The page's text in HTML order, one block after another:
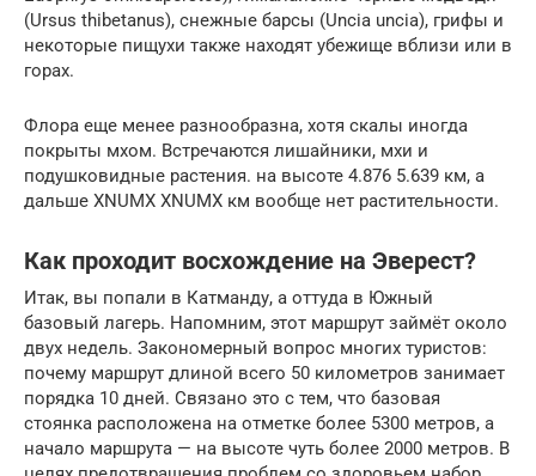
(Ursus thibetanus), снежные барсы (Uncia uncia), грифы и
некоторые пищухи также находят убежище вблизи или в
горах.
Флора еще менее разнообразна, хотя скалы иногда
покрыты мхом. Встречаются лишайники, мхи и
подушковидные растения. на высоте 4.876 5.639 км, а
дальше XNUMX XNUMX км вообще нет растительности.
Как проходит восхождение на Эверест?
Итак, вы попали в Катманду, а оттуда в Южный
базовый лагерь. Напомним, этот маршрут займёт около
двух недель. Закономерный вопрос многих туристов:
почему маршрут длиной всего 50 километров занимает
порядка 10 дней. Связано это с тем, что базовая
стоянка расположена на отметке более 5300 метров, а
начало маршрута — на высоте чуть более 2000 метров. В